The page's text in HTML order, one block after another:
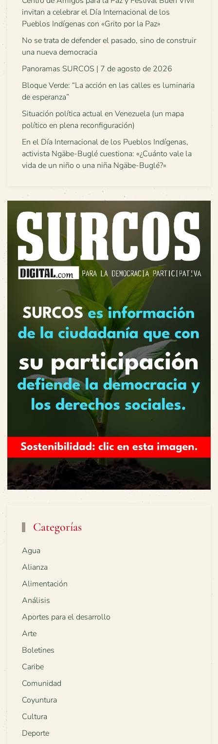
invitan a celebrar el Día Internacional de los
Pueblos Indígenas con «Grito por la Paz»
No se trata de defender el pasado, sino de construir
una nueva democracia
Panoramas SURCOS | 7 de agosto de 2026
Bloque Verde: “La acción en las calles es luminaria
de esperanza”
Situación política actual en Venezuela (un mapa
político en plena reconfiguración)
En el Día Internacional de los Pueblos Indígenas,
activista Ngäbe-Buglé cuestiona: «¿Cuánto vale la
vida de un niño o una niña Ngäbe-Buglé?»
Categorías
Agua
Alianza
Alimentación
Análisis
Aportes para el desarrollo
Arte
Boletines
Caribe
Comunidad
Coyuntura
Cultura
Deporte